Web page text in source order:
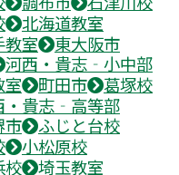
北海道教室
教室
東大阪市
河西・貴志‐小中部
室 町田市
葛塚校
・貴志‐高等部
市
ふじと台校
小松原校
校
埼玉教室